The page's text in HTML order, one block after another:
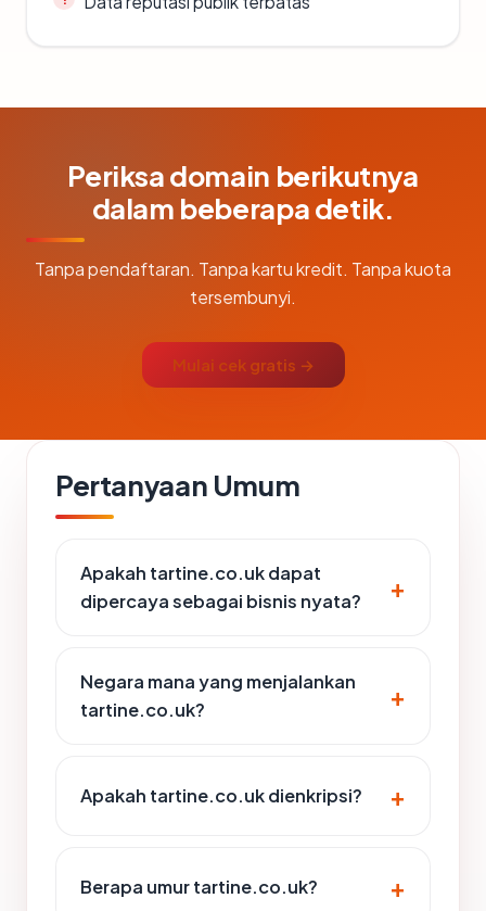
Periksa domain berikutnya
dalam beberapa detik.
Tanpa pendaftaran. Tanpa kartu kredit. Tanpa kuota
tersembunyi.
Mulai cek gratis →
Pertanyaan Umum
Apakah tartine.co.uk dapat
dipercaya sebagai bisnis nyata?
Negara mana yang menjalankan
tartine.co.uk?
Apakah tartine.co.uk dienkripsi?
Berapa umur tartine.co.uk?